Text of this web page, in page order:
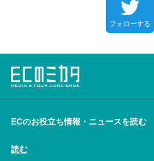
フォローする
ECのお役立ち情報・ニュースを読む
読む